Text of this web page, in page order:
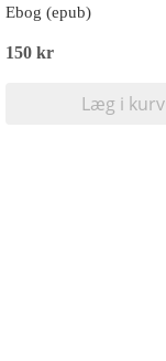
Ebog (epub)
150 kr
Læg i kurv